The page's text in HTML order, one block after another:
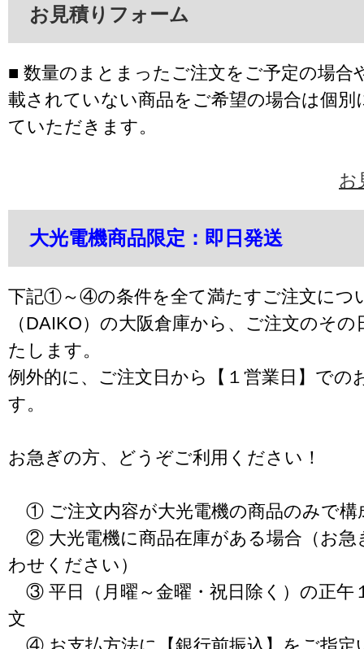
お見積りフォーム
■ 数量のまとまったご注文をご予定の場合
載されていない商品をご希望の場合は個別
ていただきます。
お
大光電機商品限定：即日発送
下記①～④の条件を全て満たすご注文につ
（DAIKO）の大阪倉庫から、ご注文のそ
たします。
例外的に、ご注文日から【１営業日】での
す。
お急ぎの方、どうぞご利用ください！
① ご注文内容が大光電機の商品のみで構
② 大光電機に商品在庫がある場合（お急
わせください）
③ 平日（月曜～金曜・祝日除く）の正午
文